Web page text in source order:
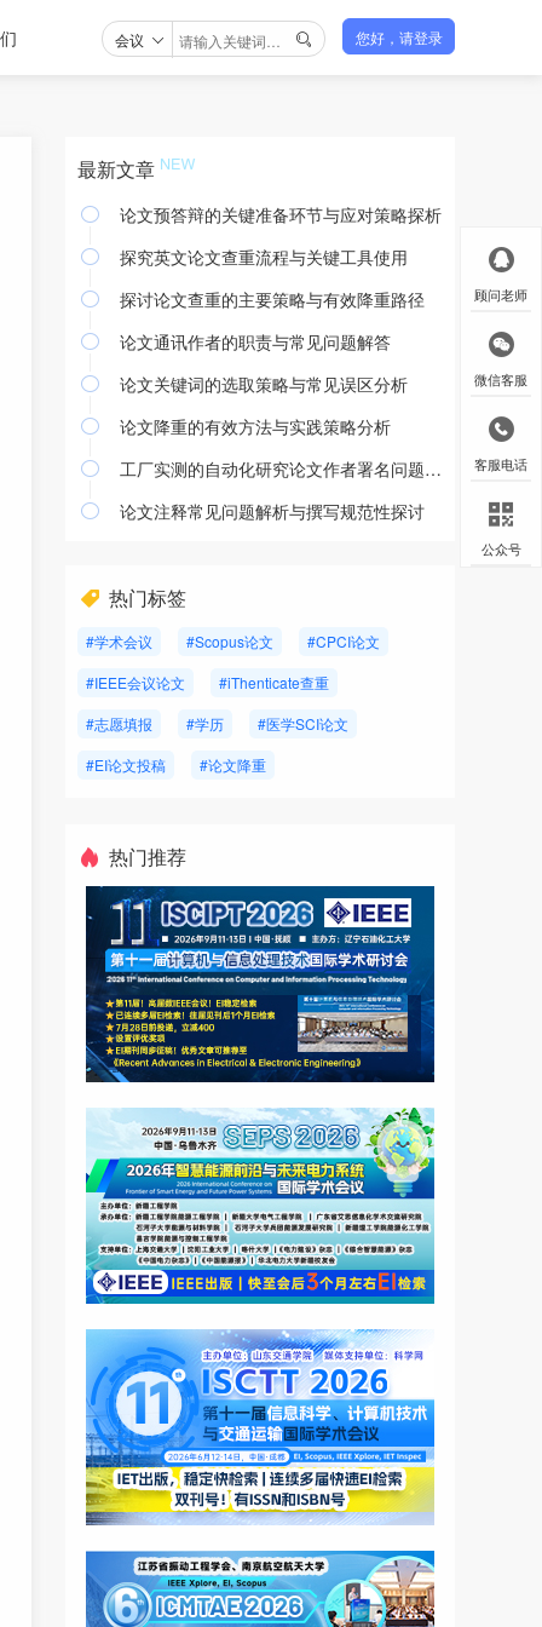
会议  您好，请登录
最新文章
 论文预答辩的关键准备环节与应对策略探析
 探究英文论文查重流程与关键工具使用
 探讨论文查重的主要策略与有效降重路径
 论文通讯作者的职责与常见问题解答
 论文关键词的选取策略与常见误区分析
 论文降重的有效方法与实践策略分析
 工厂实测的自动化研究论文作者署名问题探讨
 论文注释常见问题解析与撰写规范性探讨
热门标签
#学术会议 #Scopus论文
#CPCI论文
#IEEE会议论文
#iThenticate查重
#志愿填报
#学历
#医学SCI论文
#EI论文投稿
#论文降重
热门推荐
顾问老师
微信客服
客服电话
公众号